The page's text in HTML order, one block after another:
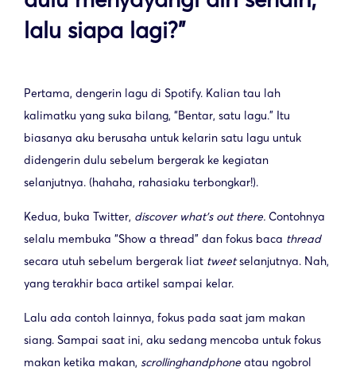
lalu siapa lagi?"
Pertama, dengerin lagu di Spotify. Kalian tau lah
kalimatku yang suka bilang, “Bentar, satu lagu.” Itu
biasanya aku berusaha untuk kelarin satu lagu untuk
didengerin dulu sebelum bergerak ke kegiatan
selanjutnya. (hahaha, rahasiaku terbongkar!).
Kedua, buka Twitter, discover what’s out there. Contohnya
selalu membuka “Show a thread” dan fokus baca thread
secara utuh sebelum bergerak liat tweetselanjutnya. Nah,
yang terakhir baca artikel sampai kelar.
Lalu ada contoh lainnya, fokus pada saat jam makan
siang. Sampai saat ini, aku sedang mencoba untuk fokus
makan ketika makan, scrollinghandphone atau ngobrol